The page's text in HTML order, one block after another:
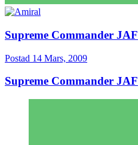
Supreme Commander JAF
Postad 14 Mars, 2009
Supreme Commander JAF